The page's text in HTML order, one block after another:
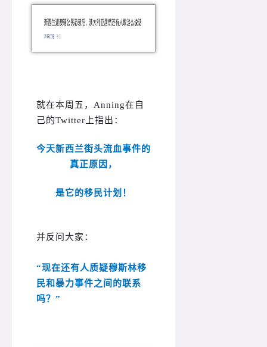
就在本周五，Anning在自
己的Twitter上指出：
今天新西兰街头流血事件的
真正原因，
是它的移民计划！
并反问大家：
“现在还有人质疑穆斯林移
民和暴力事件之间的联系
吗？”